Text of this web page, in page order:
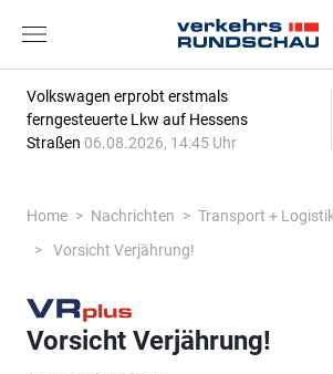
Volkswagen erprobt erstmals
ferngesteuerte Lkw auf Hessens
Straßen 06.08.2026, 14:45 Uhr
Home Nachrichten
Transport +
Vorsicht Verjährung!
Vorsicht Verjährung!